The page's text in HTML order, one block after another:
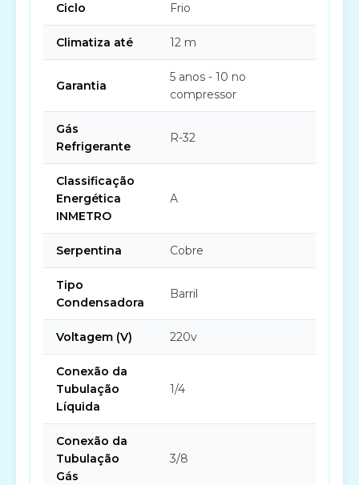
Ciclo Frio
Climatiza até 12 m
Garantia
5 anos - 10 no
compressor
Gás
Refrigerante
R-32
Classificação
Energética
INMETRO
A
Serpentina Cobre
Tipo
Condensadora
Barril
Voltagem (V) 220v
Conexão da
Tubulação
Líquida
1/4
Conexão da
Tubulação
Gás
3/8